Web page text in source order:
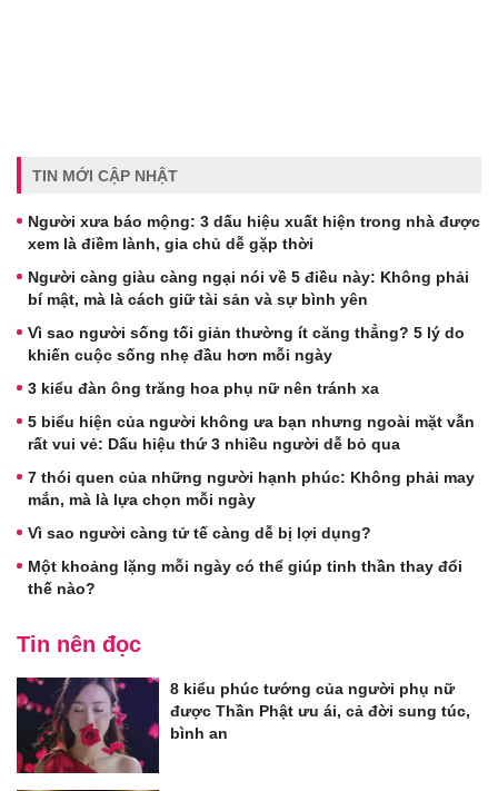
TIN MỚI CẬP NHẬT
Người xưa báo mộng: 3 dấu hiệu xuất hiện trong nhà được
xem là điềm lành, gia chủ dễ gặp thời
Người càng giàu càng ngại nói về 5 điều này: Không phải
bí mật, mà là cách giữ tài sản và sự bình yên
Vì sao người sống tối giản thường ít căng thẳng? 5 lý do
khiến cuộc sống nhẹ đầu hơn mỗi ngày
3 kiểu đàn ông trăng hoa phụ nữ nên tránh xa
5 biểu hiện của người không ưa bạn nhưng ngoài mặt vẫn
rất vui vẻ: Dấu hiệu thứ 3 nhiều người dễ bỏ qua
7 thói quen của những người hạnh phúc: Không phải may
mắn, mà là lựa chọn mỗi ngày
Vì sao người càng tử tế càng dễ bị lợi dụng?
Một khoảng lặng mỗi ngày có thể giúp tinh thần thay đổi
thế nào?
Tin nên đọc
8 kiểu phúc tướng của người phụ nữ
được Thần Phật ưu ái, cả đời sung túc,
bình an